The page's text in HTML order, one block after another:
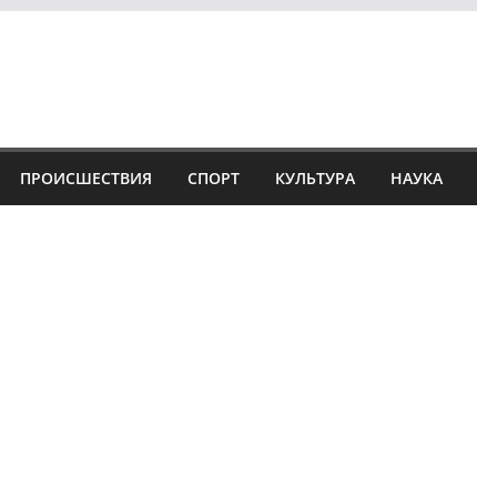
ПРОИСШЕСТВИЯ СПОРТ КУЛЬТУРА НАУКА